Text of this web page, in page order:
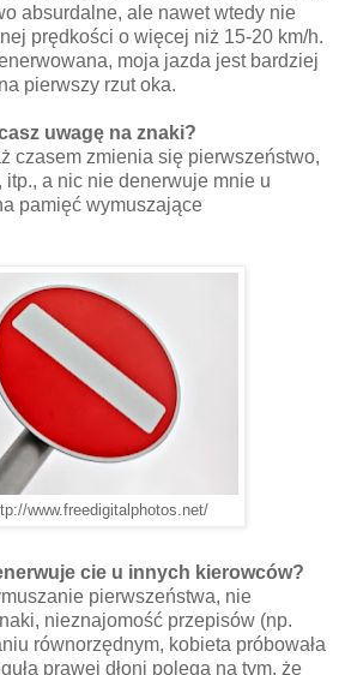
absurdalne, ale nawet wtedy nie
prędkości o więcej niż 15-20 km/h.
moja jazda jest bardziej
pierwszy rzut oka.
uwagę na znaki?
czasem zmienia się pierwszeństwo,
itp., a nic nie denerwuje mnie u
pamięć wymuszające
www.freedigitalphotos.net/
cie u innych kierowców?
pierwszeństwa, nie
nieznajomość przepisów (np.
równorzędnym, kobieta próbowała
prawej dłoni polega na tym, że